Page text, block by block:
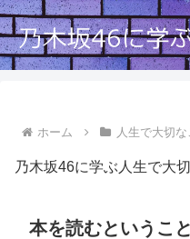
ホーム 人生で大切な
乃木坂46に学ぶ人生で大
本を読むということ